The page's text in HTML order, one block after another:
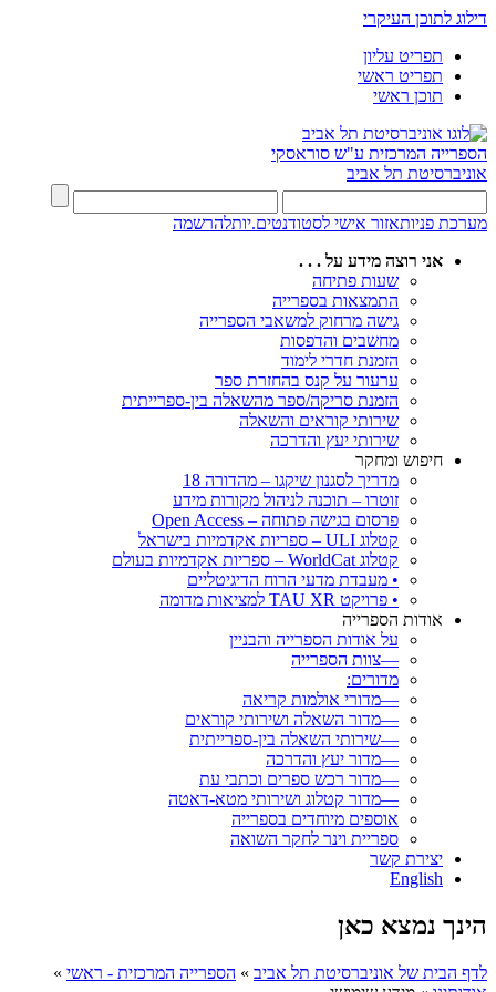
דילוג לתוכן העיקרי
תפריט עליון
תפריט ראשי
תוכן ראשי
הספרייה המרכזית ע"ש סוראסקי
אוניברסיטת תל אביב
מערכת פניותאזור אישי לסטודנטים.יותלהרשמה
אני רוצה מידע על . . .
שעות פתיחה
התמצאות בספרייה
גישה מרחוק למשאבי הספרייה
מחשבים והדפסות
הזמנת חדרי לימוד
ערעור על קנס בהחזרת ספר
הזמנת סריקה/ספר מהשאלה בין-ספרייתית
שירותי קוראים והשאלה
שירותי יעץ והדרכה
חיפוש ומחקר
מדריך לסגנון שיקגו – מהדורה 18
זוטרו – תוכנה לניהול מקורות מידע
פרסום בגישה פתוחה – Open Access
קטלוג ULI – ספריות אקדמיות בישראל
קטלוג WorldCat – ספריות אקדמיות בעולם
• מעבדת מדעי הרוח הדיגיטליים
• פרויקט TAU XR למציאות מדומה
אודות הספרייה
על אודות הספרייה והבניין
—צוות הספרייה
מדורים:
—מדורי אולמות קריאה
—מדור השאלה ושירותי קוראים
—שירותי השאלה בין-ספרייתית
—מדור יעץ והדרכה
—מדור רכש ספרים וכתבי עת
—מדור קטלוג ושירותי מטא-דאטה
אוספים מיוחדים בספרייה
ספריית וינר לחקר השואה
יצירת קשר
English
הינך נמצא כאן
לדף הבית של אוניברסיטת תל אביב » הספרייה המרכזית - ראשי »